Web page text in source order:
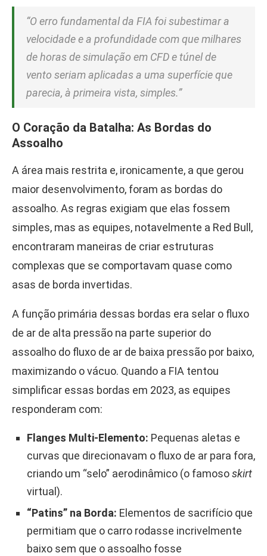
“O erro fundamental da FIA foi subestimar a
velocidade e a profundidade com que milhares
de horas de simulação em CFD e túnel de
vento seriam aplicadas a uma superfície que
parecia, à primeira vista, simples.”
O Coração da Batalha: As Bordas do
Assoalho
A área mais restrita e, ironicamente, a que gerou
maior desenvolvimento, foram as bordas do
assoalho. As regras exigiam que elas fossem
simples, mas as equipes, notavelmente a Red Bull,
encontraram maneiras de criar estruturas
complexas que se comportavam quase como
asas de borda invertidas.
A função primária dessas bordas era selar o fluxo
de ar de alta pressão na parte superior do
assoalho do fluxo de ar de baixa pressão por baixo,
maximizando o vácuo. Quando a FIA tentou
simplificar essas bordas em 2023, as equipes
responderam com:
Flanges Multi-Elemento: Pequenas aletas e
curvas que direcionavam o fluxo de ar para fora,
criando um “selo” aerodinâmico (o famososkirt
virtual).
“Patins” na Borda: Elementos de sacrifício que
permitiam que o carro rodasse incrivelmente
baixo sem que o assoalho fosse